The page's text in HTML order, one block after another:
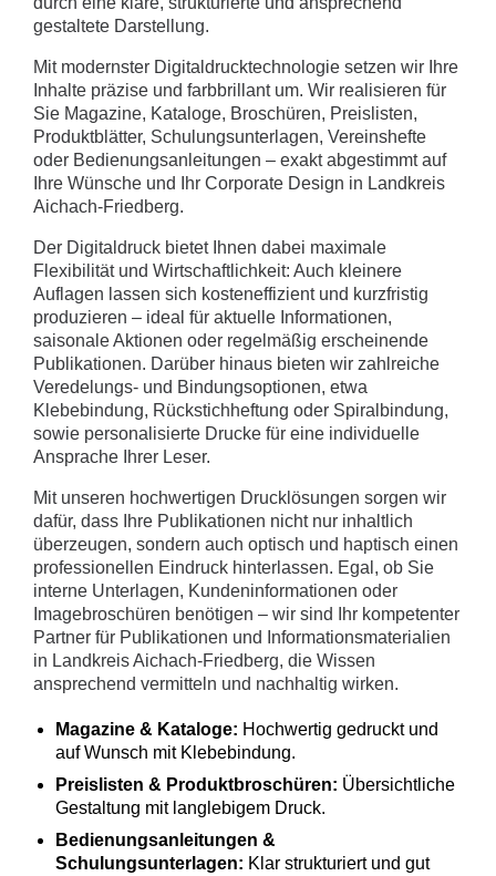
gestaltete Darstellung.
Mit modernster Digitaldrucktechnologie setzen wir Ihre
Inhalte präzise und farbbrillant um. Wir realisieren für
Sie Magazine, Kataloge, Broschüren, Preislisten,
Produktblätter, Schulungsunterlagen, Vereinshefte
oder Bedienungsanleitungen – exakt abgestimmt auf
Ihre Wünsche und Ihr Corporate Design in Landkreis
Aichach-Friedberg.
Der Digitaldruck bietet Ihnen dabei maximale
Flexibilität und Wirtschaftlichkeit: Auch kleinere
Auflagen lassen sich kosteneffizient und kurzfristig
produzieren – ideal für aktuelle Informationen,
saisonale Aktionen oder regelmäßig erscheinende
Publikationen. Darüber hinaus bieten wir zahlreiche
Veredelungs- und Bindungsoptionen, etwa
Klebebindung, Rückstichheftung oder Spiralbindung,
sowie personalisierte Drucke für eine individuelle
Ansprache Ihrer Leser.
Mit unseren hochwertigen Drucklösungen sorgen wir
dafür, dass Ihre Publikationen nicht nur inhaltlich
überzeugen, sondern auch optisch und haptisch einen
professionellen Eindruck hinterlassen. Egal, ob Sie
interne Unterlagen, Kundeninformationen oder
Imagebroschüren benötigen – wir sind Ihr kompetenter
Partner für Publikationen und Informationsmaterialien
in Landkreis Aichach-Friedberg, die Wissen
ansprechend vermitteln und nachhaltig wirken.
Magazine & Kataloge: Hochwertig gedruckt und
auf Wunsch mit Klebebindung.
Preislisten & Produktbroschüren: Übersichtliche
Gestaltung mit langlebigem Druck.
Bedienungsanleitungen &
Schulungsunterlagen: Klar strukturiert und gut